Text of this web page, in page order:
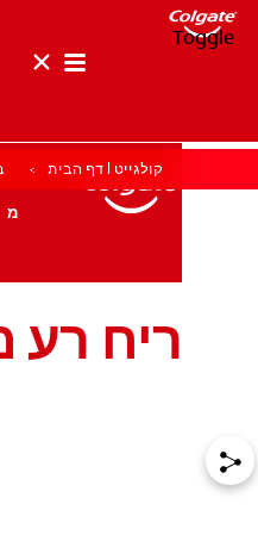
Toggle
מוצרים
לאנשי
קולגייט | דף הבית
ריח רע